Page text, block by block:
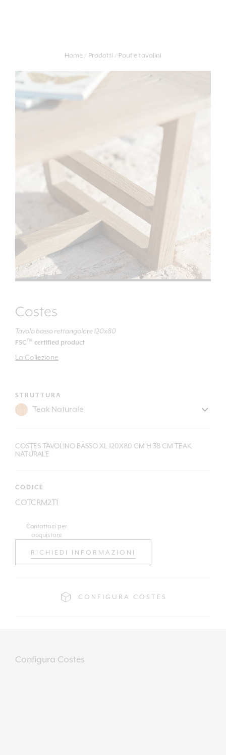
Home Prodotti Pouf e tavolini
Costes
Tavolo basso rettangolare 120x80
FSCTM certified product
La Collezione
STRUTTURA
COSTES TAVOLINO BASSO XL 120X80 CM H 38 CM TEAK
NATURALE
CODICE
COTCRM2T1
Contattaci per
acquistare
RICHIEDI INFORMAZIONI
CONFIGURA COSTES
Configura Costes